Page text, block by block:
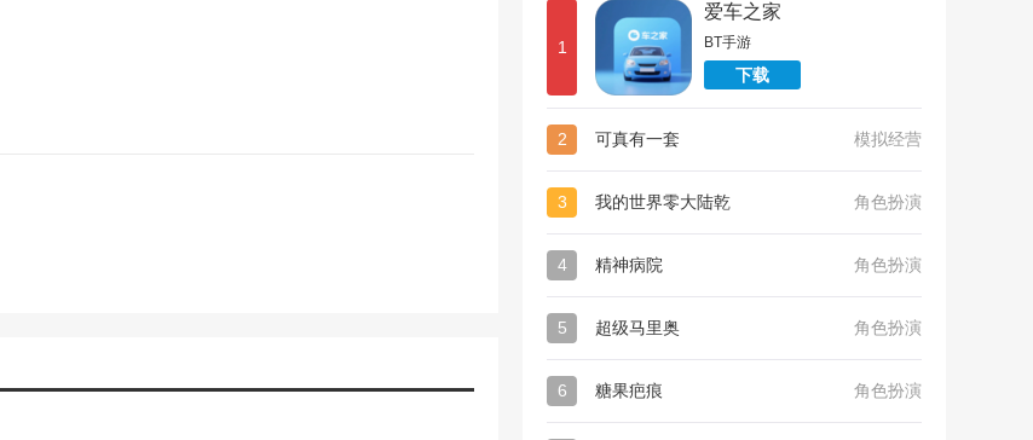
1
爱车之家
BT手游
下载
2 可真有一套 模拟经营
3 我的世界零大陆乾 角色扮演
4 精神病院 角色扮演
5 超级马里奥 角色扮演
6 糖果疤痕 角色扮演